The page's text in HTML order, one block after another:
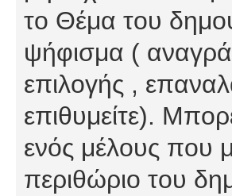
το Θέμα του
ψήφισμα (
επιλογής ,
επιθυμείτε).
ενός μέλους που
περιθώριο του